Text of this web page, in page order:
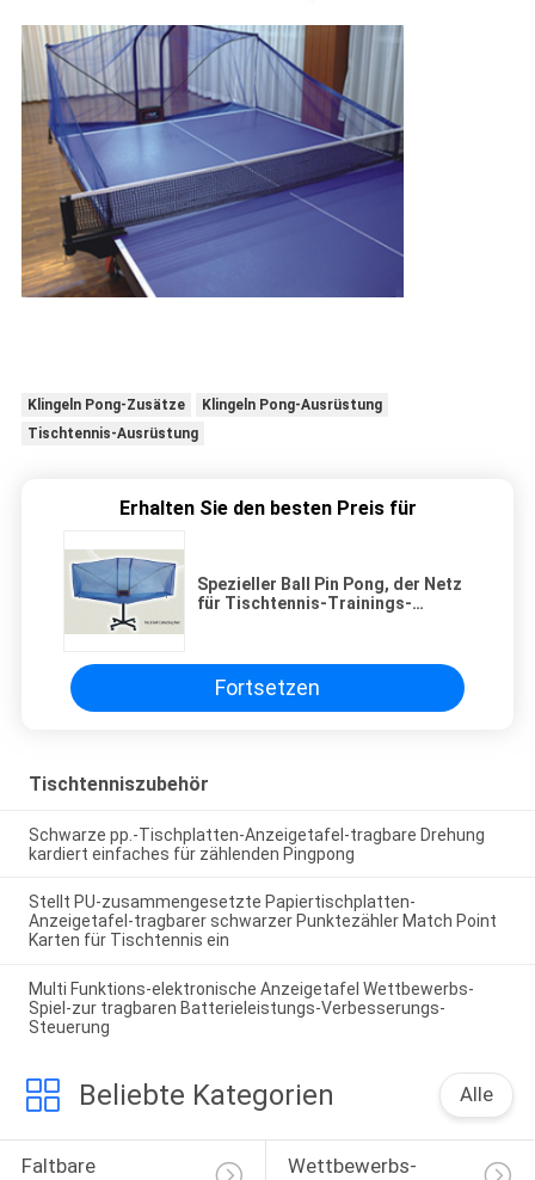
Klingeln Pong-Zusätze
Klingeln Pong-Ausrüstung
Tischtennis-Ausrüstung
Erhalten Sie den besten Preis für
Spezieller Ball Pin Pong, der Netz
für Tischtennis-Trainings-
Fortsetzen
Tischtenniszubehör
Schwarze pp.-Tischplatten-Anzeigetafel-tragbare Drehung
kardiert einfaches für zählenden Pingpong
Stellt PU-zusammengesetzte Papiertischplatten-
Anzeigetafel-tragbarer schwarzer Punktezähler Match Point
Karten für Tischtennis ein
Multi Funktions-elektronische Anzeigetafel Wettbewerbs-
Spiel-zur tragbaren Batterieleistungs-Verbesserungs-
Steuerung
Beliebte Kategorien Alle
Faltbare
Wettbewerbs-